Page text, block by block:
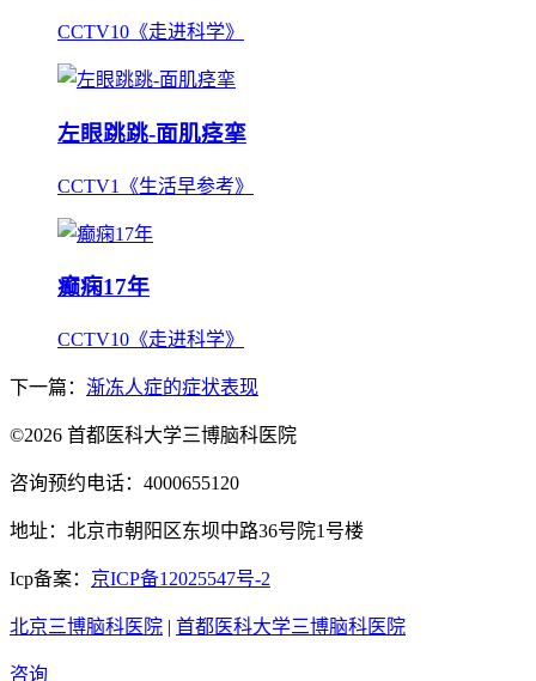
CCTV10《走进科学》
左眼跳跳-面肌痉挛
CCTV1《生活早参考》
癫痫17年
CCTV10《走进科学》
下一篇： 渐冻人症的症状表现
©2026 首都医科大学三博脑科医院
咨询预约电话：4000655120
地址：北京市朝阳区东坝中路36号院1号楼
Icp备案： 京ICP备12025547号-2
北京三博脑科医院 | 首都医科大学三博脑科医院
咨询